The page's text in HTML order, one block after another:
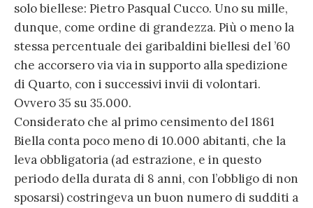
solo biellese: Pietro Pasqual Cucco. Uno su mille,
dunque, come ordine di grandezza. Più o meno la
stessa percentuale dei garibaldini biellesi del ’60
che accorsero via via in supporto alla spedizione
di Quarto, con i successivi invii di volontari.
Ovvero 35 su 35.000.
Considerato che al primo censimento del 1861
Biella conta poco meno di 10.000 abitanti, che la
leva obbligatoria (ad estrazione, e in questo
periodo della durata di 8 anni, con l’obbligo di non
sposarsi) costringeva un buon numero di sudditi a